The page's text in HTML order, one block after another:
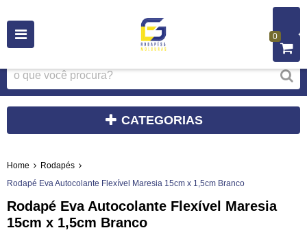
0
CATEGORIAS
Home
Rodapés
Rodapé Eva Autocolante Flexível Maresia 15cm x 1,5cm Branco
Rodapé Eva Autocolante Flexível Maresia
15cm x 1,5cm Branco